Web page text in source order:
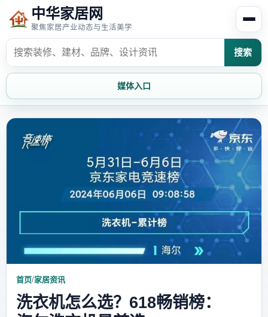
中华家居网
聚焦家居产业动态与生活美学
搜索
媒体入口
家居欣赏
装修设计
家居文化
家装攻略 创意家居
首页/家居资讯
洗衣机怎么选？618畅销榜：